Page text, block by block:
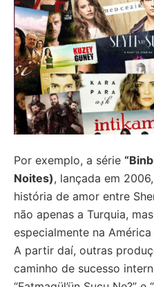
Por exemplo, a série
Noites), lançada em
história de amor entre
não apenas a Turquia,
especialmente na
A partir daí, outras
caminho de sucesso